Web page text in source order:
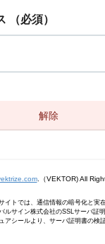
（必須）
.（VEKTOR) All
イトでは、通信情報の暗号化と実
ルサイン株式会社のSSLサーバ証
アシールより、サーバ証明書の検